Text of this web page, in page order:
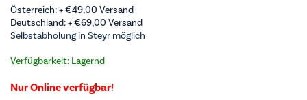
Österreich: +€49,00 Versand
Deutschland: +€69,00 Versand
Selbstabholung in Steyr möglich
Verfügbarkeit: Lagernd
Nur Online verfügbar!